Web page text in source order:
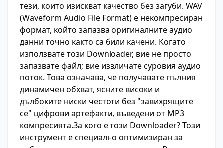
тези, които изискват качество без загуби. WAV
(Waveform Audio File Format) е некомпресиран
формат, който запазва оригиналните аудио
данни точно както са били качени. Когато
използвате този Downloader, вие не просто
запазвате файл; вие извличате суровия аудио
поток. Това означава, че получавате пълния
динамичен обхват, ясните високи и
дълбоките ниски честоти без "завихрящите
се" цифрови артефакти, въведени от MP3
компресията.За кого е този Downloader? Този
инструмент е специално оптимизиран за